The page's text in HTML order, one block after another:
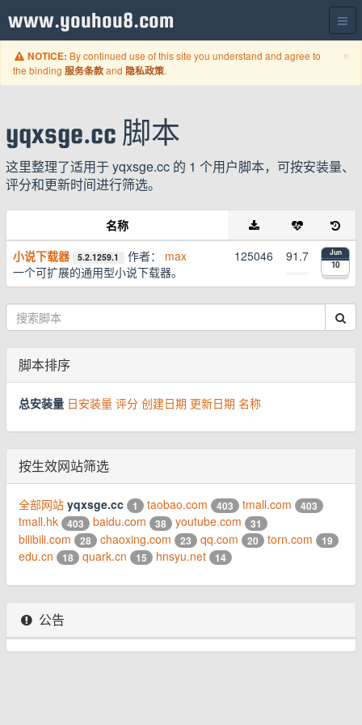
www.youhou8.com
×
NOTICE: By continued use of this site you understand and agree to
the binding 服务条款and 隐私政策.
yqxsge.cc 脚本
这里整理了适用于 yqxsge.cc 的 1 个用户脚本，可按安装量、
评分和更新时间进行筛选。
名称
小说下载器
5.2.1259.1 作者： max
一个可扩展的通用型小说下载器。
125046 91.7 Jun
10
脚本排序
总安装量 日安装量 评分 创建日期 更新日期 名称
按生效网站筛选
全部网站 yqxsge.cc 1 taobao.com 403 tmall.com 403
tmall.hk 403 baidu.com 38 youtube.com 31
bilibili.com 28 chaoxing.com 23 qq.com 20 torn.com 19
edu.cn 18 quark.cn 15 hnsyu.net 14
公告